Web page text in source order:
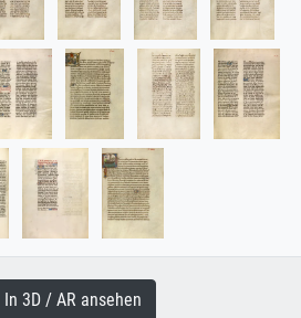
In 3D / AR ansehen